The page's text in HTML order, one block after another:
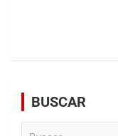
BUSCAR